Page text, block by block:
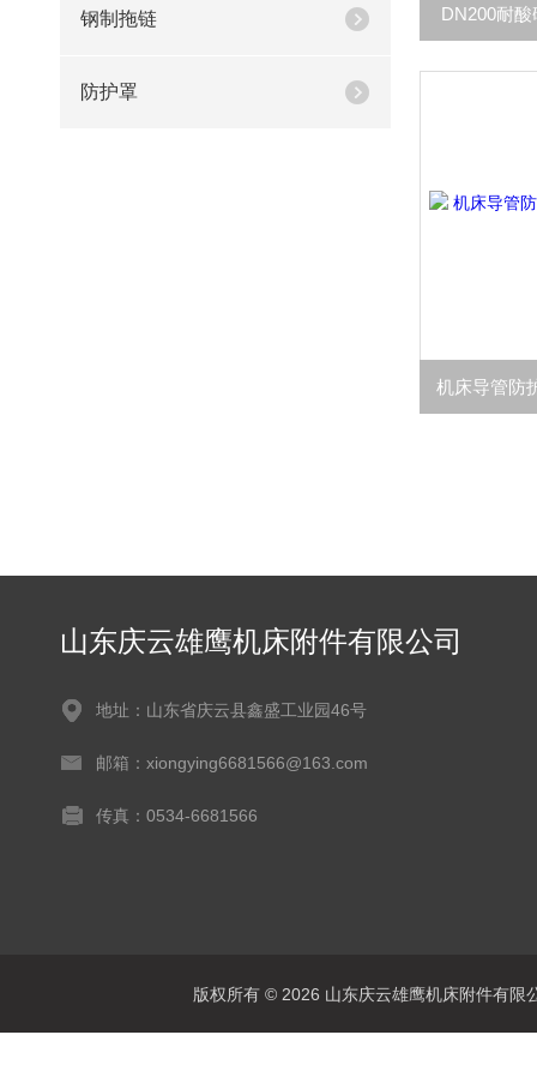
钢制拖链
防护罩
DN200耐
山东庆云雄鹰机床附件有限公司
地址：山东省庆云县鑫盛工业园46号
邮箱：xiongying6681566@163.com
传真：0534-6681566
版权所有 © 2026 山东庆云雄鹰机床附件有